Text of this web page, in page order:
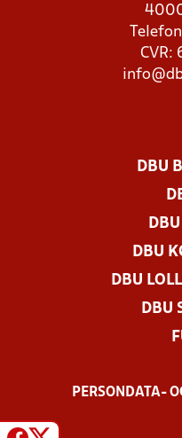
CVR:
DBU
DBU
DBU
DBU
PERSONDATA-